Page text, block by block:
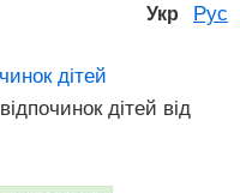
Укр Рус
дітей
дітей від